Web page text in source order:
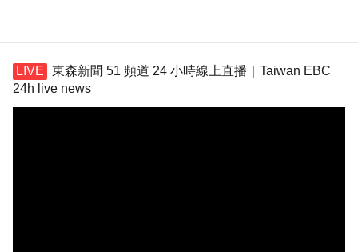
東森新聞 51 頻道 24 小時線上直播｜Taiwan EBC
24h live news